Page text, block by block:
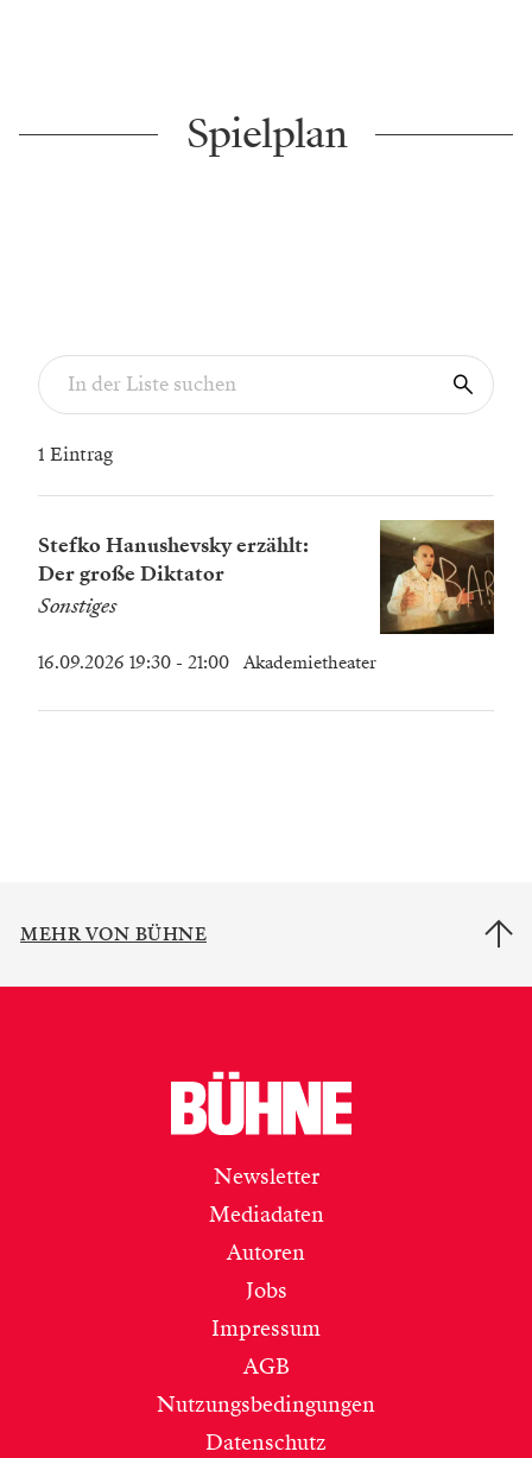
Spielplan
1 Eintrag
Stefko Hanushevsky erzählt:
Der große Diktator
Sonstiges
16.09.2026 19:30 - 21:00 Akademietheater
MEHR VON BÜHNE
Newsletter
Mediadaten
Autoren
Jobs
Impressum
AGB
Nutzungsbedingungen
Datenschutz